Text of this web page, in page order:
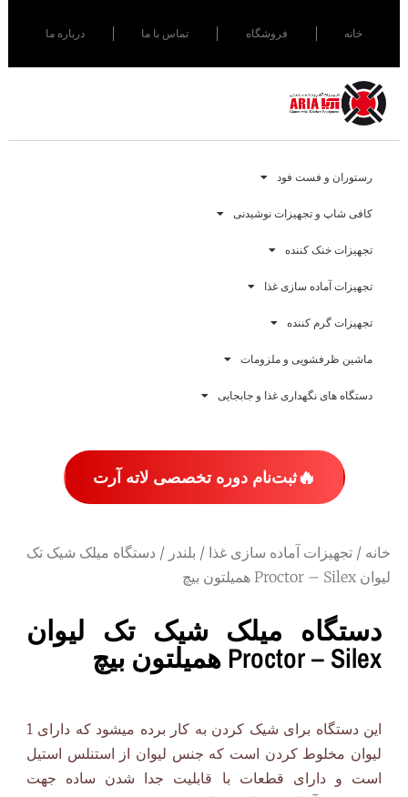
خانه فروشگاه تماس با ما درباره ما
رستوران و فست فود
کافی شاپ و تجهیزات نوشیدنی
تجهیزات خنک کننده
تجهیزات آماده سازی غذا
تجهیزات گرم کننده
ماشین ظرفشویی و ملزومات
دستگاه های نگهداری غذا و جابجایی
🔥ثبت‌نام دوره تخصصی لاته آرت
خانه / تجهیزات آماده سازی غذا / بلندر / دستگاه میلک شیک تک
لیوان Proctor – Silex همیلتون بیچ
دستگاه میلک شیک تک لیوان
Proctor – Silex همیلتون بیچ
این دستگاه برای شیک کردن به کار برده میشود که دارای 1
لیوان مخلوط کردن است که جنس لیوان از استنلس استیل
است و دارای قطعات با قابلیت جدا شدن ساده جهت